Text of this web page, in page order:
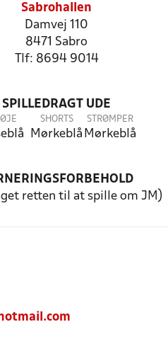
Sabrohallen
Damvej 110
8471 Sabro
Tlf: 8694 9014
SPILLEDRAGT UDE
SHORTS
Mørkeblå
STRØMPER
Mørkeblå
retten til at spille om JM)